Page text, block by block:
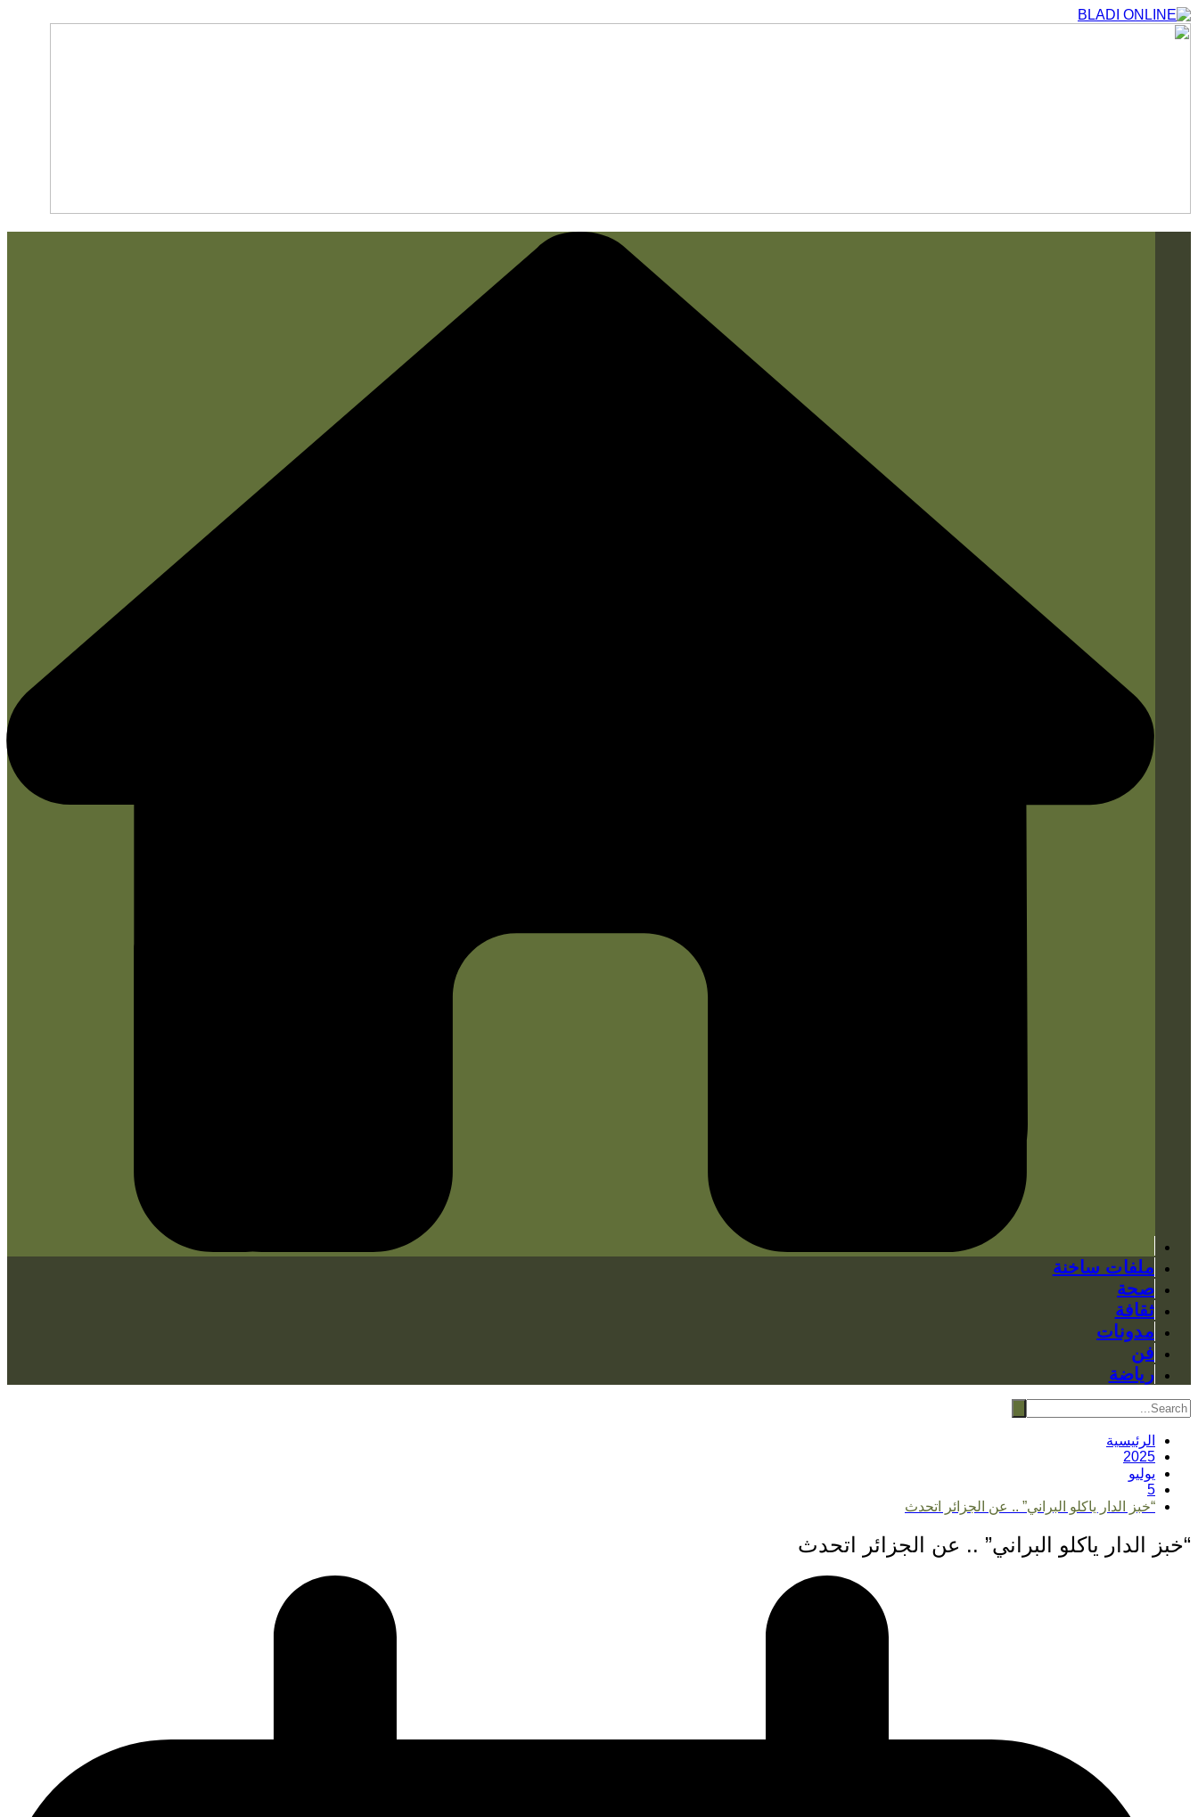
التجاوز
إلى
ملفات ساخنة
صحة
ثقافة
مدونات
فن
رياضة
الرئيسية
2025
يوليو
5
“خبز الدار ياكلو البراني” .. عن الجزائر اتحدث
“خبز الدار ياكلو البراني” .. عن الجزائر اتحدث